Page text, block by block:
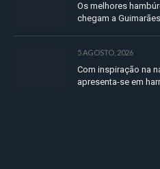
Os melhores
chegam a Guimarães
5 AGOSTO, 2026
Com inspiração na
apresenta-se em